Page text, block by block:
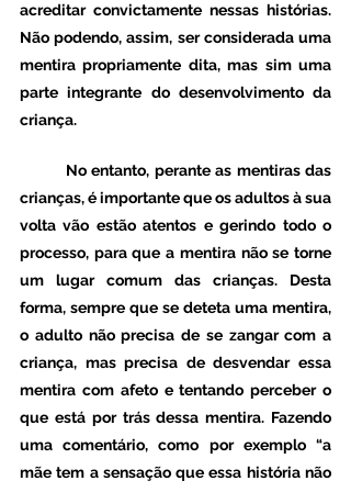
acreditar convictamente nessas histórias.
Não podendo, assim, ser considerada uma
mentira propriamente dita, mas sim uma
parte integrante do desenvolvimento da
criança.
crianças, é importante que os adultos à sua
volta vão estão atentos e gerindo todo o
processo, para que a mentira não se torne
um lugar comum das crianças. Desta
forma, sempre que se deteta uma mentira,
o adulto não precisa de se zangar com a
criança, mas precisa de desvendar essa
mentira com afeto e tentando perceber o
que está por trás dessa mentira. Fazendo
uma comentário, como por exemplo “a
mãe tem a sensação que essa história não